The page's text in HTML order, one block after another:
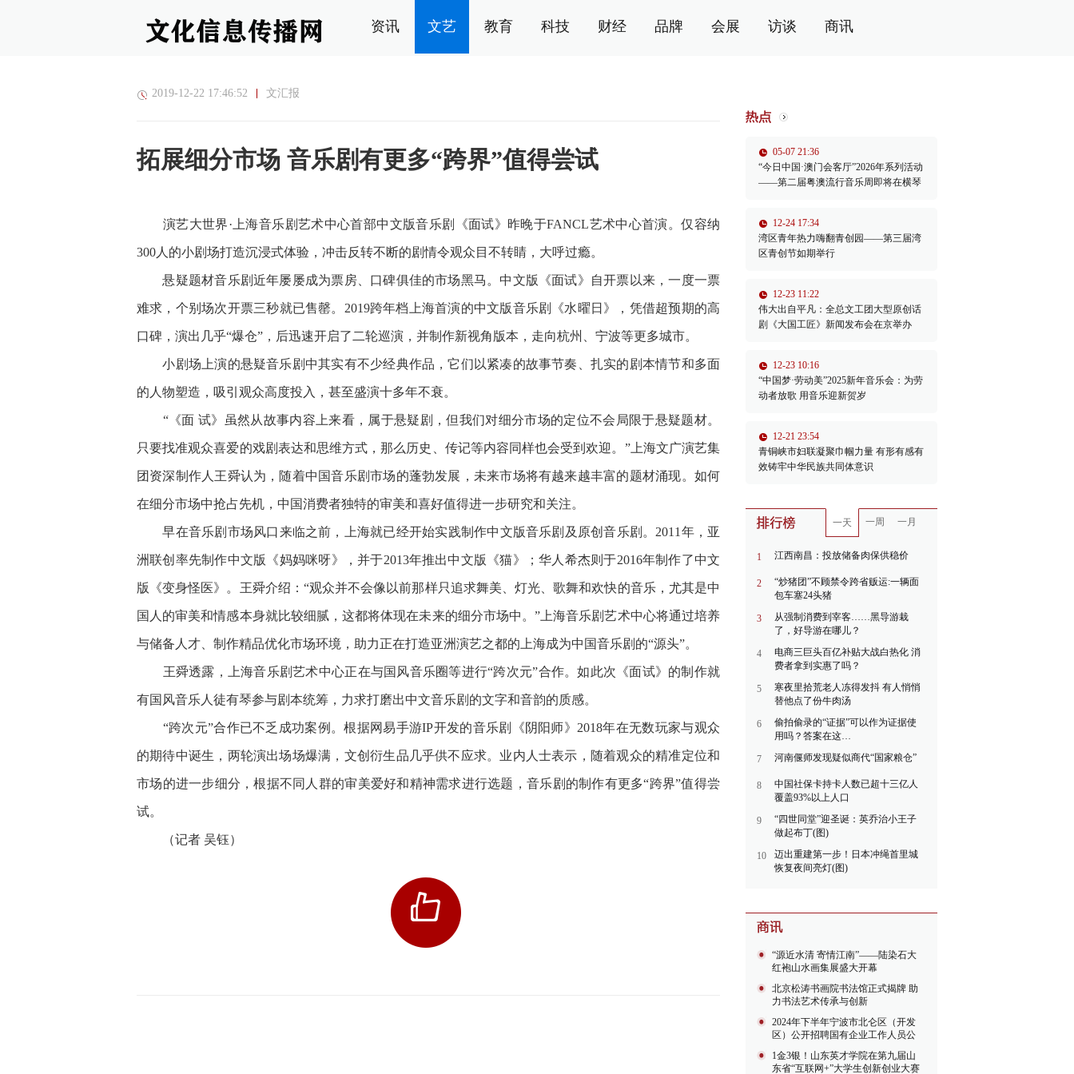
资讯 文艺 教育 科技 财经 品牌 会展 访谈 商讯
2019-12-22 17:46:52 文汇报
拓展细分市场 音乐剧有更多“跨界”值得尝试
演艺大世界·上海音乐剧艺术中心首部中文版音乐剧《面试》昨晚于FANCL艺术中心首演。仅容纳
300人的小剧场打造沉浸式体验，冲击反转不断的剧情令观众目不转睛，大呼过瘾。
悬疑题材音乐剧近年屡屡成为票房、口碑俱佳的市场黑马。中文版《面试》自开票以来，一度一票
难求，个别场次开票三秒就已售罄。2019跨年档上海首演的中文版音乐剧《水曜日》，凭借超预期的高
口碑，演出几乎“爆仓”，后迅速开启了二轮巡演，并制作新视角版本，走向杭州、宁波等更多城市。
小剧场上演的悬疑音乐剧中其实有不少经典作品，它们以紧凑的故事节奏、扎实的剧本情节和多面
的人物塑造，吸引观众高度投入，甚至盛演十多年不衰。
“《面 试》虽然从故事内容上来看，属于悬疑剧，但我们对细分市场的定位不会局限于悬疑题材。
只要找准观众喜爱的戏剧表达和思维方式，那么历史、传记等内容同样也会受到欢迎。”上海文广演艺集
团资深制作人王舜认为，随着中国音乐剧市场的蓬勃发展，未来市场将有越来越丰富的题材涌现。如何
在细分市场中抢占先机，中国消费者独特的审美和喜好值得进一步研究和关注。
早在音乐剧市场风口来临之前，上海就已经开始实践制作中文版音乐剧及原创音乐剧。2011年，亚
洲联创率先制作中文版《妈妈咪呀》，并于2013年推出中文版《猫》；华人希杰则于2016年制作了中文
版《变身怪医》。王舜介绍：“观众并不会像以前那样只追求舞美、灯光、歌舞和欢快的音乐，尤其是中
国人的审美和情感本身就比较细腻，这都将体现在未来的细分市场中。”上海音乐剧艺术中心将通过培养
与储备人才、制作精品优化市场环境，助力正在打造亚洲演艺之都的上海成为中国音乐剧的“源头”。
王舜透露，上海音乐剧艺术中心正在与国风音乐圈等进行“跨次元”合作。如此次《面试》的制作就
有国风音乐人徒有琴参与剧本统筹，力求打磨出中文音乐剧的文字和音韵的质感。
“跨次元”合作已不乏成功案例。根据网易手游IP开发的音乐剧《阴阳师》2018年在无数玩家与观众
的期待中诞生，两轮演出场场爆满，文创衍生品几乎供不应求。业内人士表示，随着观众的精准定位和
市场的进一步细分，根据不同人群的审美爱好和精神需求进行选题，音乐剧的制作有更多“跨界”值得尝
试。
（记者 吴钰）
05-07 21:36
“今日中国·澳门会客厅”2026年系列活动
——第二届粤澳流行音乐周即将在横琴
12-24 17:34
湾区青年热力嗨翻青创园——第三届湾
区青创节如期举行
12-23 11:22
伟大出自平凡：全总文工团大型原创话
剧《大国工匠》新闻发布会在京举办
12-23 10:16
“中国梦·劳动美”2025新年音乐会：为劳
动者放歌 用音乐迎新贺岁
12-21 23:54
青铜峡市妇联凝聚巾帼力量 有形有感有
效铸牢中华民族共同体意识
一天 一周 一月
1 江西南昌：投放储备肉保供稳价
2
“炒猪团”不顾禁令跨省贩运:一辆面
包车塞24头猪
3
从强制消费到宰客……黑导游栽
了，好导游在哪儿？
4
电商三巨头百亿补贴大战白热化 消
费者拿到实惠了吗？
5
寒夜里拾荒老人冻得发抖 有人悄悄
替他点了份牛肉汤
6
偷拍偷录的“证据”可以作为证据使
用吗？答案在这…
7 河南偃师发现疑似商代“国家粮仓”
8
中国社保卡持卡人数已超十三亿人
覆盖93%以上人口
9
“四世同堂”迎圣诞：英乔治小王子
做起布丁(图)
10
迈出重建第一步！日本冲绳首里城
恢复夜间亮灯(图)
“源近水清 寄情江南”——陆染石大
红袍山水画集展盛大开幕
北京松涛书画院书法馆正式揭牌 助
力书法艺术传承与创新
2024年下半年宁波市北仑区（开发
区）公开招聘国有企业工作人员公
1金3银！山东英才学院在第九届山
东省“互联网+”大学生创新创业大赛